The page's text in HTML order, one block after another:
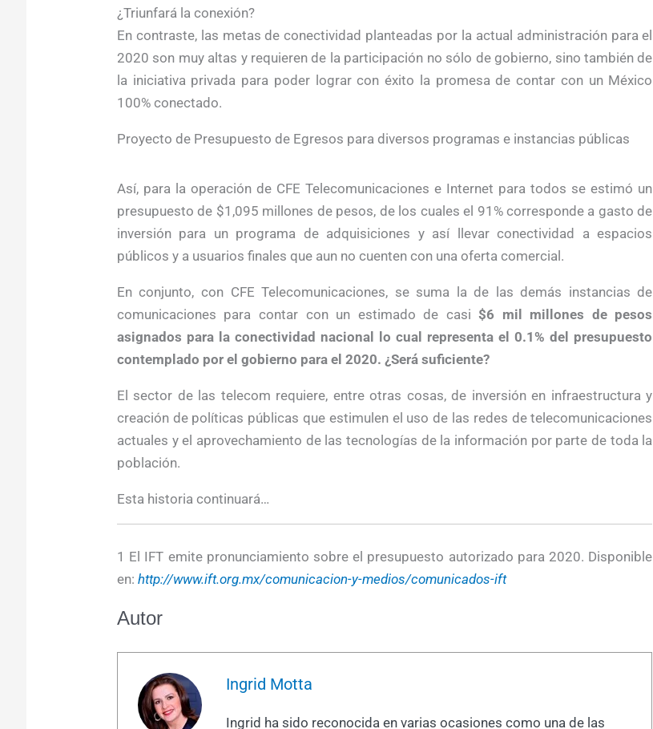
¿Triunfará la conexión?
En contraste, las metas de conectividad planteadas por la actual administración para el
2020 son muy altas y requieren de la participación no sólo de gobierno, sino también de
la iniciativa privada para poder lograr con éxito la promesa de contar con un México
100% conectado.
Proyecto de Presupuesto de Egresos para diversos programas e instancias públicas
Así, para la operación de CFE Telecomunicaciones e Internet para todos se estimó un
presupuesto de $1,095 millones de pesos, de los cuales el 91% corresponde a gasto de
inversión para un programa de adquisiciones y así llevar conectividad a espacios
públicos y a usuarios finales que aun no cuenten con una oferta comercial.
En conjunto, con CFE Telecomunicaciones, se suma la de las demás instancias de
comunicaciones para contar con un estimado de casi$6 mil millones de pesos
asignados para la conectividad nacional lo cual representa el 0.1% del presupuesto
contemplado por el gobierno para el 2020. ¿Será suficiente?
El sector de las telecom requiere, entre otras cosas, de inversión en infraestructura y
creación de políticas públicas que estimulen el uso de las redes de telecomunicaciones
actuales y el aprovechamiento de las tecnologías de la información por parte de toda la
población.
Esta historia continuará…
1 El IFT emite pronunciamiento sobre el presupuesto autorizado para 2020. Disponible
en: http://www.ift.org.mx/comunicacion-y-medios/comunicados-ift
Autor
Ingrid Motta
Ingrid ha sido reconocida en varias ocasiones como una de las